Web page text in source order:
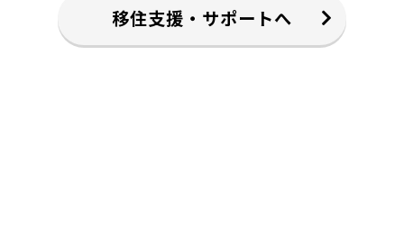
移住支援・サポートへ